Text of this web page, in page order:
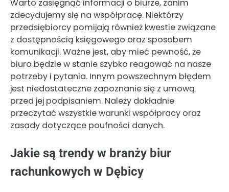
Warto zasięgnąć informacji o biurze, zanim
zdecydujemy się na współpracę. Niektórzy
przedsiębiorcy pomijają również kwestie związane
z dostępnością księgowego oraz sposobem
komunikacji. Ważne jest, aby mieć pewność, że
biuro będzie w stanie szybko reagować na nasze
potrzeby i pytania. Innym powszechnym błędem
jest niedostateczne zapoznanie się z umową
przed jej podpisaniem. Należy dokładnie
przeczytać wszystkie warunki współpracy oraz
zasady dotyczące poufności danych.
Jakie są trendy w branży biur
rachunkowych w Dębicy